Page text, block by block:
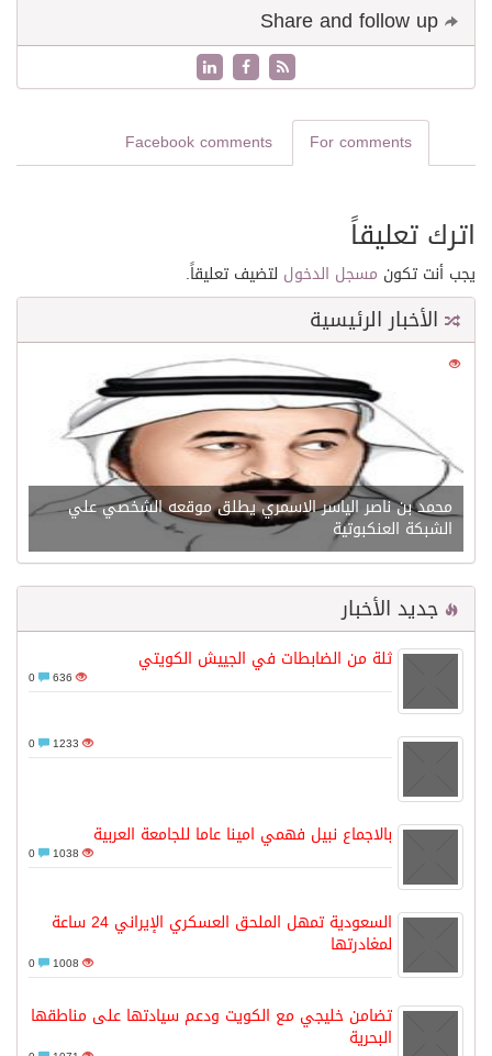
For comments
Facebook comments
اترك تعليقاً
يجب أنت تكون مسجل الدخول لتضيف تعليقاً.
الأخبار الرئيسية
21620
محمد بن ناصر الياسر الاسمري يطلق موقعه الشخصي علي
الشبكة العنكبوتية
جديد الأخبار
ثلة من الضابطات في الجييش الكويتي
636
1233
بالاجماع نبيل فهمي امينا عاما للجامعة العربية
1038
السعودية تمهل الملحق العسكري الإيراني 24 ساعة
لمغادرتها
1008
تضامن خليجي مع الكويت ودعم سيادتها على مناطقها
البحرية